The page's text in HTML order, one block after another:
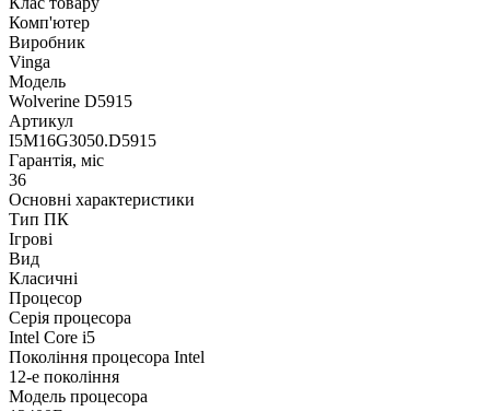
Комп'ютер
Виробник
Vinga
Модель
Wolverine D5915
Артикул
I5M16G3050.D5915
Гарантія, міс
36
Основні характеристики
Тип ПК
Ігрові
Вид
Класичні
Процесор
Серія процесора
Intel Core i5
Покоління процесора Intel
12-е покоління
Модель процесора